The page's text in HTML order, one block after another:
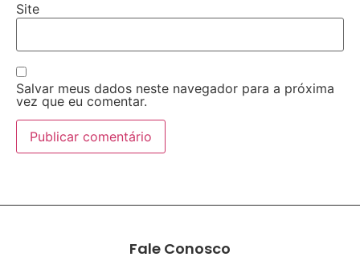
Site
Salvar meus dados neste navegador para a próxima
vez que eu comentar.
Fale Conosco